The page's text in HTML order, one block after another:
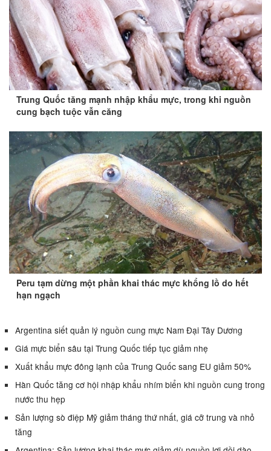
Trung Quốc tăng mạnh nhập khẩu mực, trong khi nguồn
cung bạch tuộc vẫn căng
Peru tạm dừng một phần khai thác mực khổng lồ do hết
hạn ngạch
Argentina siết quản lý nguồn cung mực Nam Đại Tây Dương
Giá mực biển sâu tại Trung Quốc tiếp tục giảm nhẹ
Xuất khẩu mực đông lạnh của Trung Quốc sang EU giảm 50%
Hàn Quốc tăng cơ hội nhập khẩu nhím biển khi nguồn cung trong
nước thu hẹp
Sản lượng sò điệp Mỹ giảm tháng thứ nhất, giá cỡ trung và nhỏ
tăng